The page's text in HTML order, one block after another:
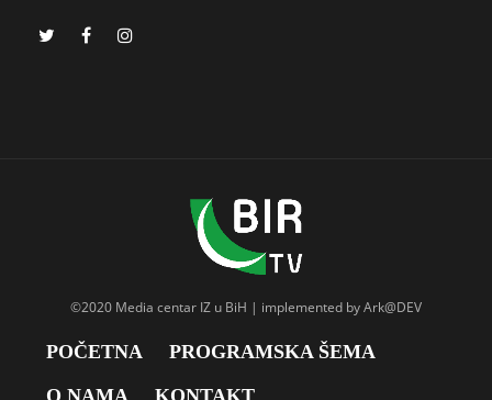
©2020 Media centar IZ u BiH | implemented by Ark@DEV
POČETNA
PROGRAMSKA ŠEMA